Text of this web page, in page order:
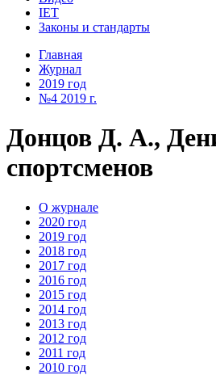
IET
Законы и стандарты
Главная
Журнал
2019 год
№4 2019 г.
Донцов Д. А.,
спортсменов
О журнале
2020 год
2019 год
2018 год
2017 год
2016 год
2015 год
2014 год
2013 год
2012 год
2011 год
2010 год